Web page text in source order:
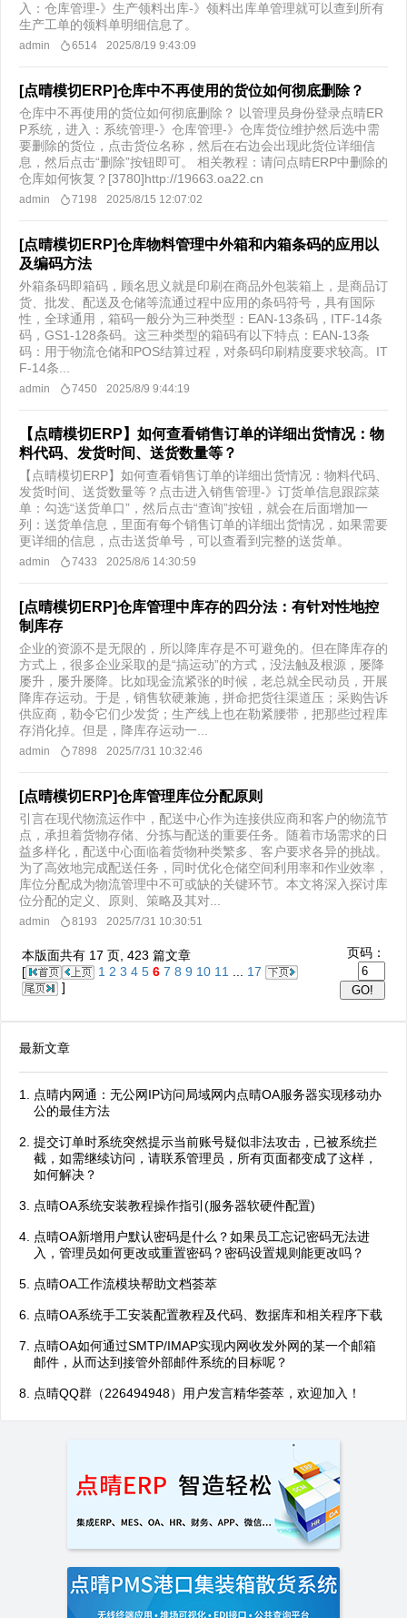
入：仓库管理-》生产领料出库-》领料出库单管理就可以查到所有
生产工单的领料单明细信息了。
admin 6514 2025/8/19 9:43:09
[点晴模切ERP]仓库中不再使用的货位如何彻底删除？
仓库中不再使用的货位如何彻底删除？ 以管理员身份登录点晴ER
P系统，进入：系统管理-》仓库管理-》仓库货位维护然后选中需
要删除的货位，点击货位名称，然后在右边会出现此货位详细信
息，然后点击“删除”按钮即可。 相关教程：请问点晴ERP中删除的
仓库如何恢复？[3780]http://19663.oa22.cn
admin 7198 2025/8/15 12:07:02
[点晴模切ERP]仓库物料管理中外箱和内箱条码的应用以
及编码方法
外箱条码即箱码，顾名思义就是印刷在商品外包装箱上，是商品订
货、批发、配送及仓储等流通过程中应用的条码符号，具有国际
性，全球通用，箱码一般分为三种类型：EAN-13条码，ITF-14条
码，GS1-128条码。这三种类型的箱码有以下特点：EAN-13条
码：用于物流仓储和POS结算过程，对条码印刷精度要求较高。IT
F-14条...
admin 7450 2025/8/9 9:44:19
【点晴模切ERP】如何查看销售订单的详细出货情况：物
料代码、发货时间、送货数量等？
【点晴模切ERP】如何查看销售订单的详细出货情况：物料代码、
发货时间、送货数量等？点击进入销售管理-》订货单信息跟踪菜
单：勾选“送货单口”，然后点击“查询”按钮，就会在后面增加一
列：送货单信息，里面有每个销售订单的详细出货情况，如果需要
更详细的信息，点击送货单号，可以查看到完整的送货单。
admin 7433 2025/8/6 14:30:59
[点晴模切ERP]仓库管理中库存的四分法：有针对性地控
制库存
企业的资源不是无限的，所以降库存是不可避免的。但在降库存的
方式上，很多企业采取的是“搞运动”的方式，没法触及根源，屡降
屡升，屡升屡降。比如现金流紧张的时候，老总就全民动员，开展
降库存运动。于是，销售软硬兼施，拼命把货往渠道压；采购告诉
供应商，勒令它们少发货；生产线上也在勒紧腰带，把那些过程库
存消化掉。但是，降库存运动一...
admin 7898 2025/7/31 10:32:46
[点晴模切ERP]仓库管理库位分配原则
引言在现代物流运作中，配送中心作为连接供应商和客户的物流节
点，承担着货物存储、分拣与配送的重要任务。随着市场需求的日
益多样化，配送中心面临着货物种类繁多、客户要求各异的挑战。
为了高效地完成配送任务，同时优化仓储空间利用率和作业效率，
库位分配成为物流管理中不可或缺的关键环节。本文将深入探讨库
位分配的定义、原则、策略及其对...
admin 8193 2025/7/31 10:30:51
本版面共有 17 页, 423 篇文章
[
1 2 3 4 5 6 7 8 9 10 11
17
]
页码：
最新文章
点晴内网通：无公网IP访问局域网内点晴OA服务器实现移动办
公的最佳方法
提交订单时系统突然提示当前账号疑似非法攻击，已被系统拦
截，如需继续访问，请联系管理员，所有页面都变成了这样，
如何解决？
点晴OA系统安装教程操作指引(服务器软硬件配置)
点晴OA新增用户默认密码是什么？如果员工忘记密码无法进
入，管理员如何更改或重置密码？密码设置规则能更改吗？
点晴OA工作流模块帮助文档荟萃
点晴OA系统手工安装配置教程及代码、数据库和相关程序下载
点晴OA如何通过SMTP/IMAP实现内网收发外网的某一个邮箱
邮件，从而达到接管外部邮件系统的目标呢？
点晴QQ群（226494948）用户发言精华荟萃，欢迎加入！